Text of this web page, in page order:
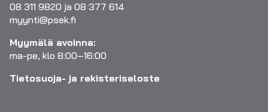
08 311 9820 ja 08 377 614
myynti@psek.fi
Myymälä avoinna:
ma-pe, klo 8:00–16:00
Tietosuoja- ja rekisteriseloste